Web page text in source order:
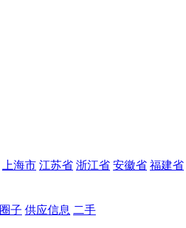
上海市 江苏省 浙江省 安徽省 福建省
圈子 供应信息 二手